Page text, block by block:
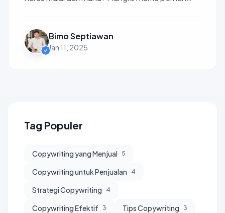
Bimo Septiawan
Jan 11, 2025
Tag Populer
Copywriting yang Menjual 5
Copywriting untuk Penjualan 4
Strategi Copywriting 4
Copywriting Efektif 3 Tips Copywriting 3